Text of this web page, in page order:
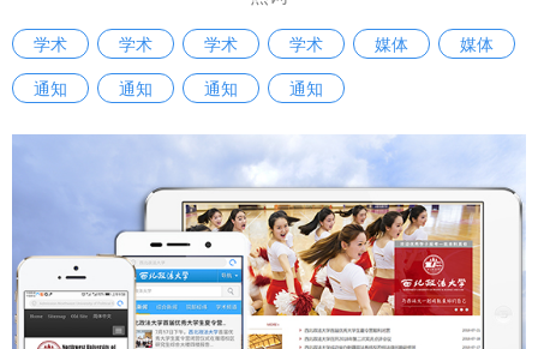
学术 学术 学术 学术 媒体
媒体
通知
通知 通知 通知